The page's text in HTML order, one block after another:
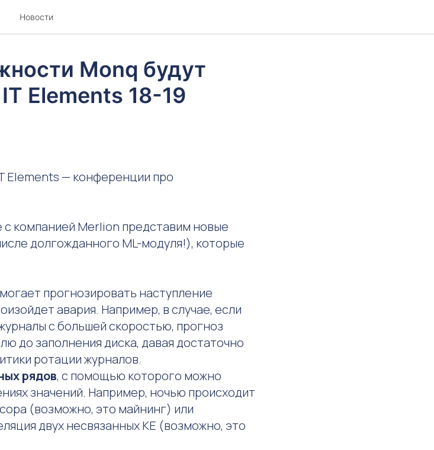
Новости
Monq будут
Elements 18-19
Elements — конференции про
компанией Merlion представим новые
долгожданного ML-модуля!), которые
прогнозировать наступление
авария. Например, в случае, если
с большей скоростью, прогноз
до заполнения диска, давая достаточно
ротации журналов.
рядов, с помощью которого можно
значений. Например, ночью происходит
(возможно, это майнинг) или
двух несвязанных КЕ (возможно, это